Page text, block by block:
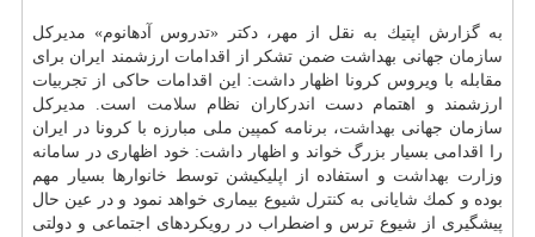
به گزارش اپتیك به نقل از مهر، دكتر «تدروس آدهانوم» مدیركل
سازمان جهانی بهداشت ضمن تشكر از اقدامات ارزشمند ایران برای
مقابله با ویروس كرونا اظهار داشت: این اقدامات حاكی از تجربیات
ارزشمند و اهتمام دست اندركاران نظام سلامت است. مدیركل
سازمان جهانی بهداشت، برنامه كمپین ملی مبارزه با كرونا در ایران
را اقدامی بسیار بزرگ خواند و اظهار داشت: خود اظهاری در سامانه
وزارت بهداشت و استفاده از اپلیكیشن توسط خانوارها بسیار مهم
بوده و كمك شایانی به كنترل شیوع بیماری خواهد نمود و در عین حال
پیشگیری از شیوع ترس و اضطراب در رویكردهای اجتماعی و دولتی